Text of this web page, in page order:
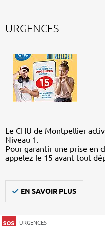
URGENCES
Le CHU de Montpellier
Niveau 1.
Pour garantir une prise en
appelez le 15 avant tout
EN SAVOIR PLUS
URGENCES